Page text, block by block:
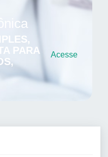
PARA
Acesse